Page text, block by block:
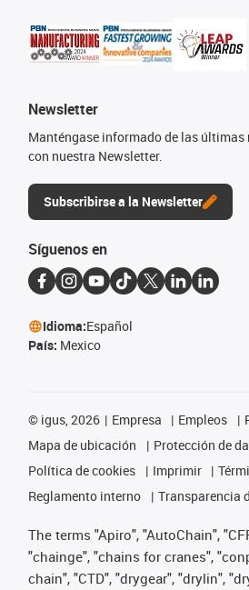
Newsletter
Manténgase informado de las
con nuestra Newsletter.
Subscribirse a la Newsletter
Síguenos en
Idioma:Español
País: Mexico
© igus, 2026 Empresa Empleos
Mapa de ubicación
Protección de
Política de cookies
Imprimir
Reglamento interno
Transparencia
The terms "Apiro", "AutoChain",
"chainge", "chains for cranes",
chain", "CTD", "drygear", "drylin",